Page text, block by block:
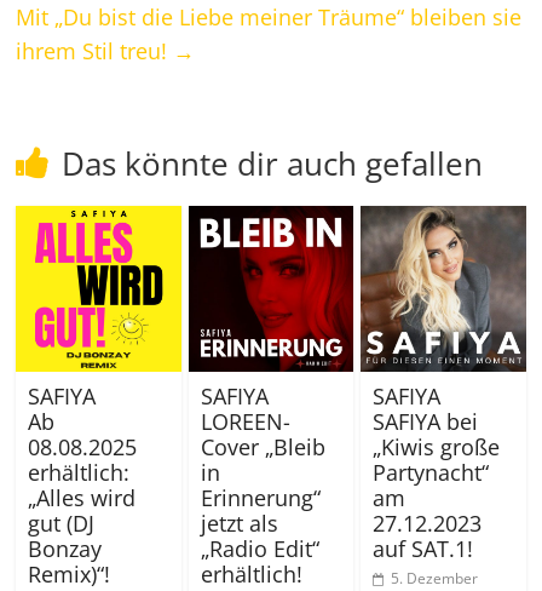
Mit „Du bist die Liebe meiner Träume“ bleiben sie
ihrem Stil treu! →
Das könnte dir auch gefallen
SAFIYA
Ab
08.08.2025
erhältlich:
„Alles wird
gut (DJ
Bonzay
Remix)“!
SAFIYA
LOREEN-
Cover „Bleib
in
Erinnerung“
jetzt als
„Radio Edit“
erhältlich!
SAFIYA
SAFIYA bei
„Kiwis große
Partynacht“
am
27.12.2023
auf SAT.1!
5. Dezember